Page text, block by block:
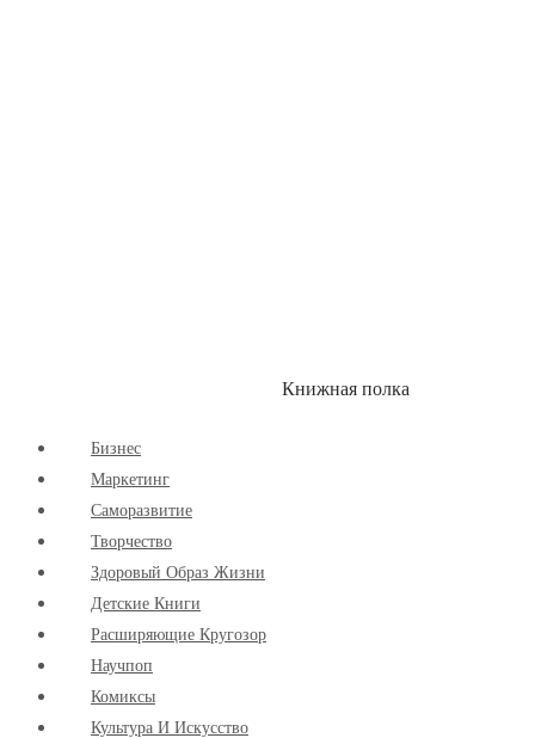
Книжная полка
Бизнес
Маркетинг
Cаморазвитие
Творчество
Здоровый Образ Жизни
Детские Книги
Расширяющие Кругозор
Научпоп
Комиксы
Культура И Искусство